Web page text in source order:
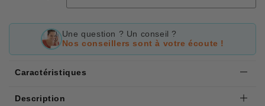
Une question ? Un conseil ?
Nos conseillers sont à votre écoute !
Caractéristiques
Description